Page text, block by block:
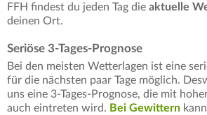
FFH findest du jeden Tag die aktuelle
deinen Ort.
Seriöse 3-Tages-Prognose
Bei den meisten Wetterlagen ist eine
für die nächsten paar Tage möglich.
uns eine 3-Tages-Prognose, die mit
auch eintreten wird. Bei Gewittern